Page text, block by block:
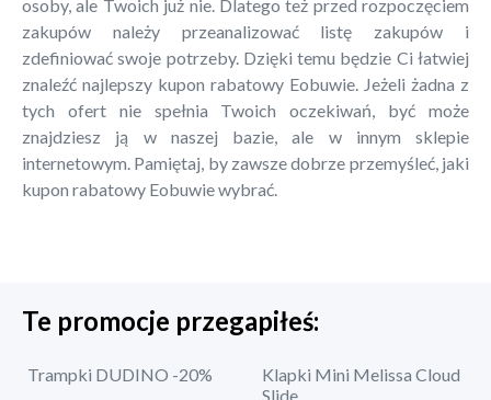
osoby, ale Twoich już nie. Dlatego też przed rozpoczęciem
zakupów należy przeanalizować listę zakupów i
zdefiniować swoje potrzeby. Dzięki temu będzie Ci łatwiej
znaleźć najlepszy kupon rabatowy Eobuwie. Jeżeli żadna z
tych ofert nie spełnia Twoich oczekiwań, być może
znajdziesz ją w naszej bazie, ale w innym sklepie
internetowym. Pamiętaj, by zawsze dobrze przemyśleć, jaki
kupon rabatowy Eobuwie wybrać.
Te promocje przegapiłeś:
Trampki DUDINO -20%
Klapki Mini Melissa Cloud
Slide